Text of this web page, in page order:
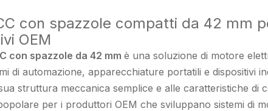
con spazzole compatti da 42 mm
OEM
con spazzole da 42 mm è una soluzione di motore
di automazione, apparecchiature portatili e dispositivi
struttura meccanica semplice e alle caratteristiche di
per i produttori OEM che sviluppano sistemi di